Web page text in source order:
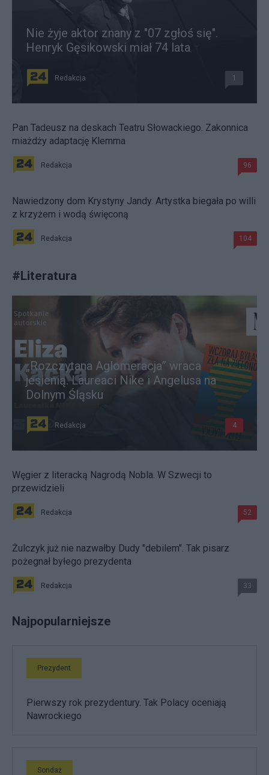
Nie żyje aktor znany z "07 zgłoś się".
Henryk Gęsikowski miał 74 lata
Redakcja 1
Pan Tadeusz na deskach Teatru Słowackiego. Zakonnica
miażdży adaptację Klemma
Redakcja 96
Nawiedzony dom Krystyny Jandy. Artystka biegała po willi
z krzyżem i wodą święconą
Redakcja 104
#Literatura
„Rozczytana Aglomeracja” wraca
jesienią. Laureaci Nike i Angelusa na
Dolnym Śląsku
Redakcja 4
Węgier z literacką Nagrodą Nobla. W Szwecji to
przewidzieli
Redakcja 52
Żulczyk już nie nazwałby Dudy "debilem". Tak pisarz
pożegnał byłego prezydenta
Redakcja 33
Najpopularniejsze
Prezydent
Pierwszy rok prezydentury. Tak Polacy oceniają
Nawrockiego
Sondaż